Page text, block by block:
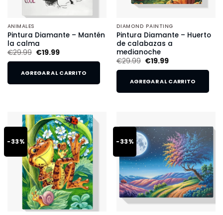
ANIMALES
Pintura Diamante – Mantén
la calma
€29.99 €19.99
AGREGAR AL CARRITO
DIAMOND PAINTING
Pintura Diamante – Huerto
de calabazas a
medianoche
€29.99 €19.99
AGREGAR AL CARRITO
-33% -33%